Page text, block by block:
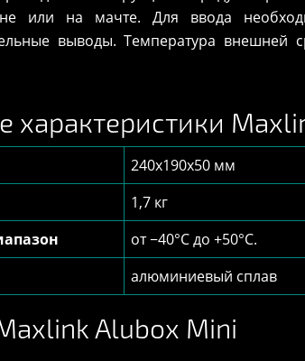
или на мачте. Для ввода
выводы. Температура внешней
характеристики
240x190x50 мм
1,7 кг
от −40°С до +50°С.
алюминиевый сплав
Alubox Mini